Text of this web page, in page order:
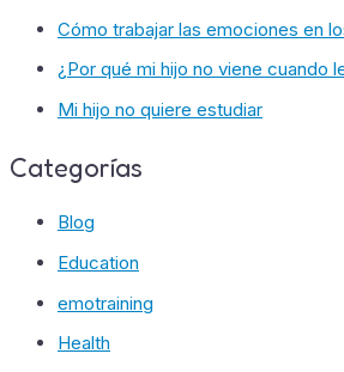
Cómo trabajar las emociones en
¿Por qué mi hijo no viene cuando
Mi hijo no quiere estudiar
Categorías
Blog
Education
emotraining
Health